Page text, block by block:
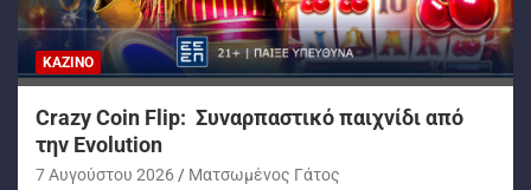
ΚΑΖΊΝΟ
Crazy Coin Flip: Συναρπαστικό παιχνίδι από
την Evolution
7 Αυγούστου 2026 Ματσωμένος Γάτος